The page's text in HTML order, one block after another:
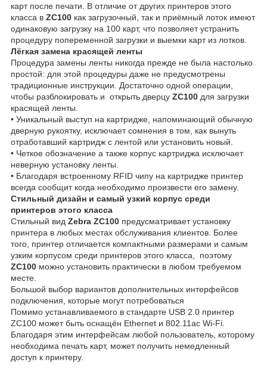
карт после печати. В отличие от других принтеров этого
класса в ZC100 как загрузочный, так и приёмный лоток имеют
одинаковую загрузку на 100 карт, что позволяет устранить
процедуру попеременной загрузки и выемки карт из лотков.
Лёгкая замена красящей ленты
Процедура замены ленты никогда прежде не была настолько
простой: для этой процедуры даже не предусмотрены
традиционные инструкции. Достаточно одной операции,
чтобы разблокировать и открыть дверцу ZC100 для загрузки
красящей ленты.
• Уникальный выступ на картридже, напоминающий обычную
дверную рукоятку, исключает сомнения в том, как вынуть
отработавший картридж с лентой или установить новый.
• Четкое обозначение а также корпус картриджа исключает
неверную установку ленты.
• Благодаря встроенному RFID чипу на картридже принтер
всегда сообщит когда необходимо произвести его замену.
Стильный дизайн и самый узкий корпус среди
принтеров этого класса
Стильный вид Zebra ZC100 предусматривает установку
принтера в любых местах обслуживания клиентов. Более
того, принтер отличается компактными размерами и самым
узким корпусом среди принтеров этого класса, поэтому
ZC100 можно установить практически в любом требуемом
месте.
Большой выбор вариантов дополнительных интерфейсов
подключения, которые могут потребоваться
Помимо устанавливаемого в стандарте USB 2.0 принтер
ZC100 может быть оснащён Ethernet и 802.11ac Wi-Fi.
Благодаря этим интерфейсам любой пользователь, которому
необходима печать карт, может получить немедленный
доступ к принтеру.